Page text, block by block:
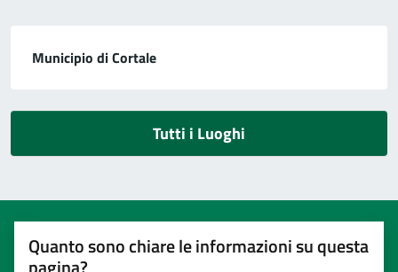
Municipio di Cortale
Tutti i Luoghi
Quanto sono chiare le informazioni su questa